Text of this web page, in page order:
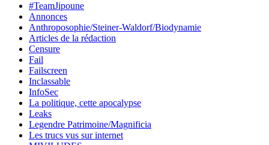
#TeamJipoune
Annonces
Anthroposophie/Steiner-Waldorf/Biodynamie
Articles de la rédaction
Censure
Fail
Failscreen
Inclassable
InfoSec
La politique, cette apocalypse
Leaks
Legendre Patrimoine/Magnificia
Les trucs vus sur internet